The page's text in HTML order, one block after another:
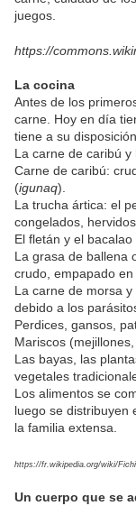
juegos.
https://
La cocina
Antes de los
carne. Hoy en día
tiene a su
La carne de caribú y
Carne de caribú:
(igunaq).
La trucha ártica: el
congelados,
El fletán y el
La grasa de ballena
crudo, empapado en
La carne de morsa
debido a los
Perdices, gansos,
Mariscos
Las bayas, las
vegetales
Los alimentos se
luego se distribuyen
la familia extensa.
https://fr.wikipedia.org/wiki/
Un cuerpo que se